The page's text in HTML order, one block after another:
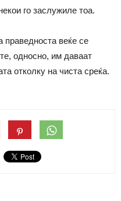
го заслужиле тоа.
праведноста веќе се
односно, им даваат
отколку на чиста среќа.